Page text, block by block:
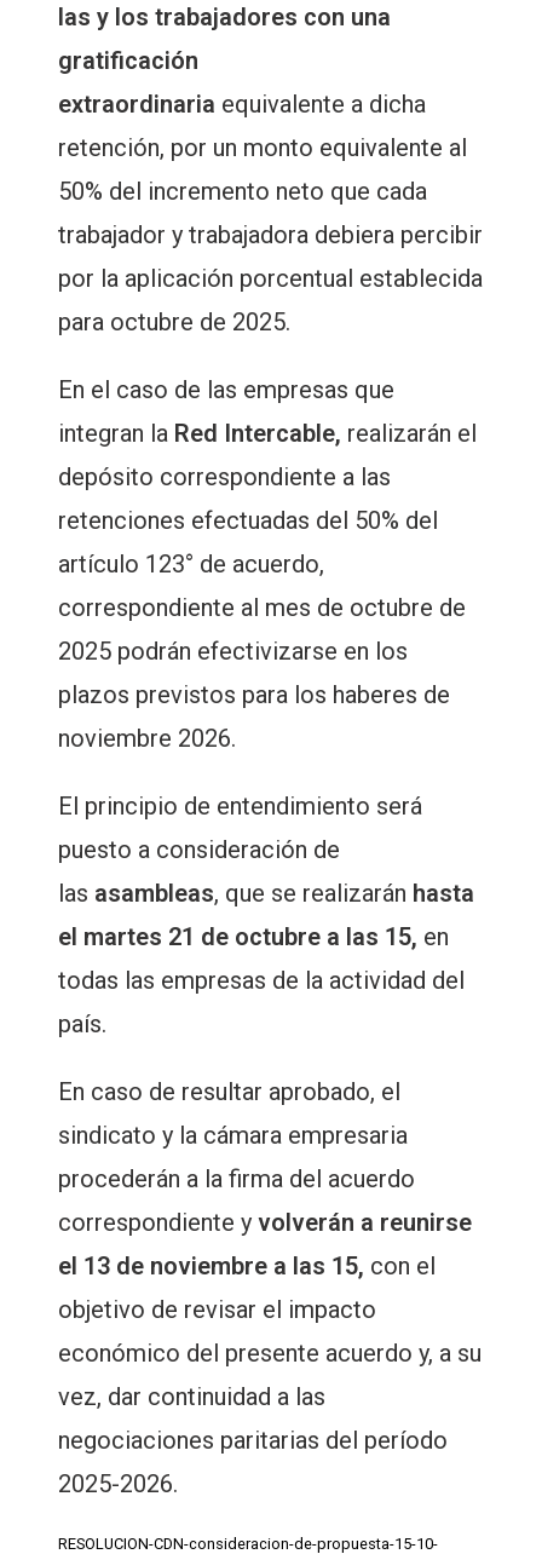
las y los trabajadores con una
gratificación
extraordinaria equivalente a dicha
retención, por un monto equivalente al
50% del incremento neto que cada
trabajador y trabajadora debiera percibir
por la aplicación porcentual establecida
para octubre de 2025.
En el caso de las empresas que
integran la Red Intercable, realizarán el
depósito correspondiente a las
retenciones efectuadas del 50% del
artículo 123° de acuerdo,
correspondiente al mes de octubre de
2025 podrán efectivizarse en los
plazos previstos para los haberes de
noviembre 2026.
El principio de entendimiento será
puesto a consideración de
las asambleas, que se realizarán hasta
el martes 21 de octubre a las 15, en
todas las empresas de la actividad del
país.
En caso de resultar aprobado, el
sindicato y la cámara empresaria
procederán a la firma del acuerdo
correspondiente y volverán a reunirse
el 13 de noviembre a las 15, con el
objetivo de revisar el impacto
económico del presente acuerdo y, a su
vez, dar continuidad a las
negociaciones paritarias del período
2025-2026.
RESOLUCION-CDN-consideracion-de-propuesta-15-10-